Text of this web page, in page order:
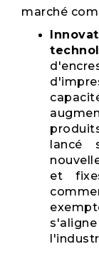
marché
lancé
et